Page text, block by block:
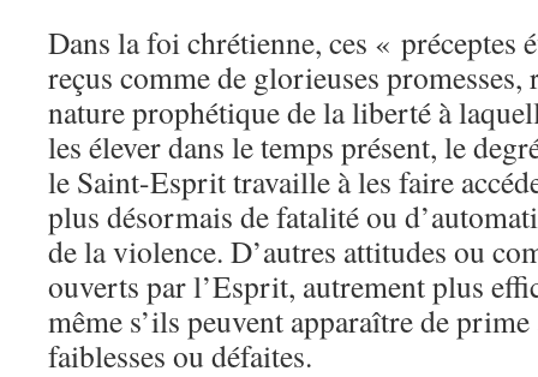
Dans la foi chrétienne, ces « préceptes
reçus comme de glorieuses
nature prophétique de la liberté à
les élever dans le temps présent, le
le Saint-Esprit travaille à les faire
plus désormais de fatalité ou
de la violence. D’autres attitudes ou
ouverts par l’Esprit, autrement plus
même s’ils peuvent apparaître de
faiblesses ou défaites.